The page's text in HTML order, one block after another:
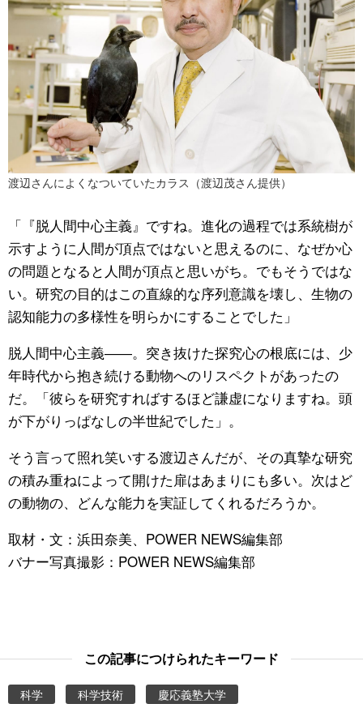
渡辺さんによくなついていたカラス（渡辺茂さん提供）
「『脱人間中心主義』ですね。進化の過程では系統樹が
示すように人間が頂点ではないと思えるのに、なぜか心
の問題となると人間が頂点と思いがち。でもそうではな
い。研究の目的はこの直線的な序列意識を壊し、生物の
認知能力の多様性を明らかにすることでした」
脱人間中心主義――。突き抜けた探究心の根底には、少
年時代から抱き続ける動物へのリスペクトがあったの
だ。「彼らを研究すればするほど謙虚になりますね。頭
が下がりっぱなしの半世紀でした」。
そう言って照れ笑いする渡辺さんだが、その真摯な研究
の積み重ねによって開けた扉はあまりにも多い。次はど
の動物の、どんな能力を実証してくれるだろうか。
取材・文：浜田奈美、POWER NEWS編集部
バナー写真撮影：POWER NEWS編集部
この記事につけられたキーワード
科学 科学技術
慶応義塾大学